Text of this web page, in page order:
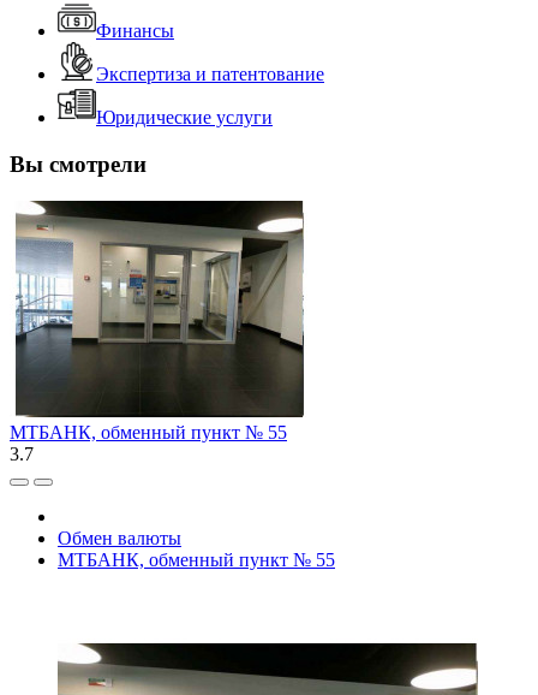
Финансы
Экспертиза и патентование
Юридические услуги
Вы смотрели
МТБАНК, обменный пункт № 55
3.7
Обмен валюты
МТБАНК, обменный пункт № 55